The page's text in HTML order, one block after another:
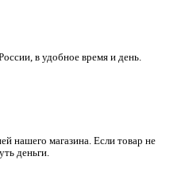
в удобное время и день.
нашего магазина. Если товар не
деньги.